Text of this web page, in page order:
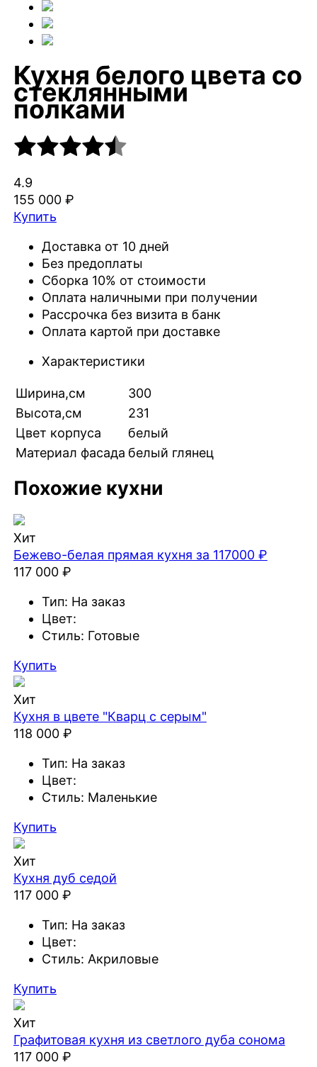
Кухня белого цвета со
стеклянными
полками
4.9
155 000 ₽
Купить
Доставка от 10 дней
Без предоплаты
Сборка 10% от стоимости
Оплата наличными при получении
Рассрочка без визита в банк
Оплата картой при доставке
Характеристики
Ширина,см
300
Высота,см
231
Цвет корпуса
белый
Материал фасада белый глянец
Похожие кухни
Хит
Бежево-белая прямая кухня за 117000 ₽
117 000 ₽
Тип: На заказ
Цвет:
Стиль: Готовые
Купить
Хит
Кухня в цвете "Кварц с серым"
118 000 ₽
Тип: На заказ
Цвет:
Стиль: Маленькие
Купить
Хит
Кухня дуб седой
117 000 ₽
Тип: На заказ
Цвет:
Стиль: Акриловые
Купить
Хит
Графитовая кухня из светлого дуба сонома
117 000 ₽